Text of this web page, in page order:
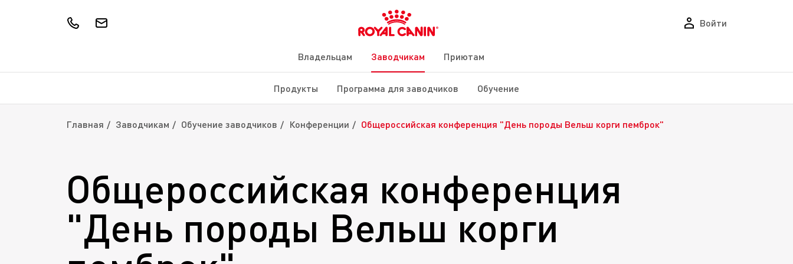
Войти
Владельцам Заводчикам Приютам
Продукты Программа для заводчиков Обучение
Главная Заводчикам Обучение заводчиков Конференции Общероссийская конференция "День породы Вельш корги пемброк"
Общероссийская конференция
"День породы Вельш корги